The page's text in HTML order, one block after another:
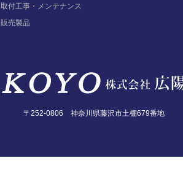
取付工事・メンテナンス
販売製品
〒252-0806 神奈川県藤沢市土棚679番地